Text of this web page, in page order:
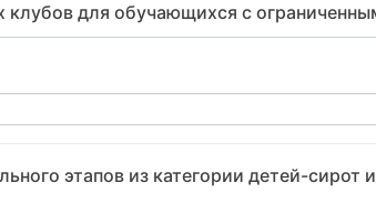
клубов для обучающихся с
этапов из категории детей-сирот